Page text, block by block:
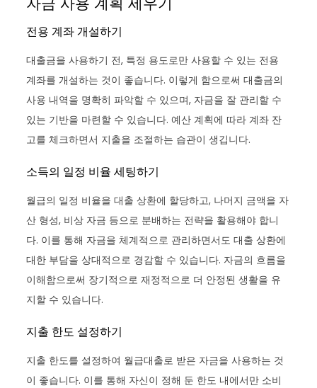
전용 계좌 개설하기
대출금을 사용하기 전, 특정 용도로만 사용할 수 있는 전용
계좌를 개설하는 것이 좋습니다. 이렇게 함으로써 대출금의
사용 내역을 명확히 파악할 수 있으며, 자금을 잘 관리할 수
있는 기반을 마련할 수 있습니다. 예산 계획에 따라 계좌 잔
고를 체크하면서 지출을 조절하는 습관이 생깁니다.
소득의 일정 비율 세팅하기
월급의 일정 비율을 대출 상환에 할당하고, 나머지 금액을 자
산 형성, 비상 자금 등으로 분배하는 전략을 활용해야 합니
다. 이를 통해 자금을 체계적으로 관리하면서도 대출 상환에
대한 부담을 상대적으로 경감할 수 있습니다. 자금의 흐름을
이해함으로써 장기적으로 재정적으로 더 안정된 생활을 유
지할 수 있습니다.
지출 한도 설정하기
지출 한도를 설정하여 월급대출로 받은 자금을 사용하는 것
이 좋습니다. 이를 통해 자신이 정해 둔 한도 내에서만 소비